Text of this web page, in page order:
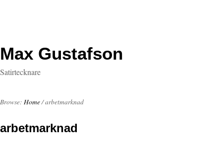
Max Gustafson
Satirtecknare
Browse: Home/arbetmarknad
arbetmarknad